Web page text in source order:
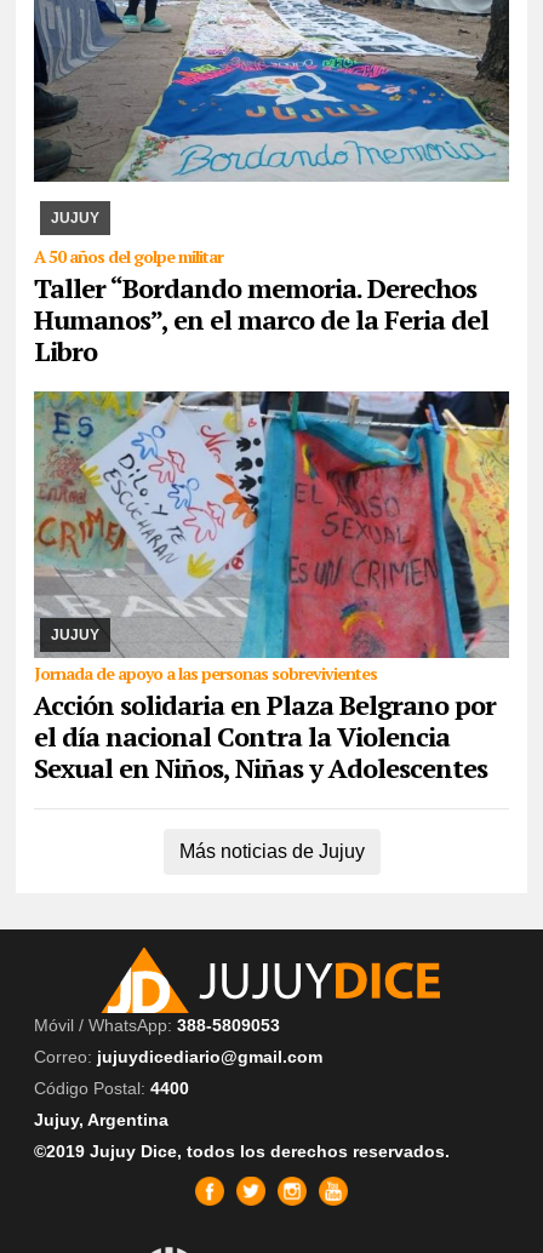
JUJUY
A 50 años del golpe militar
Taller “Bordando memoria. Derechos
Humanos”, en el marco de la Feria del
Libro
07/08/2026 La actividad se desarrollará esta tarde en CAJA. Se
además, quienes participen pod ...
JUJUY
Jornada de apoyo a las personas sobrevivientes
Acción solidaria en Plaza Belgrano por
el día nacional Contra la Violencia
Sexual en Niños, Niñas y Adolescentes
07/08/2026 La actividad se desarrollará este domingo desde las
17. Piden la donación de juguetes, libros que serán entregados a
un comedor comunitario. También ...
Más noticias de Jujuy
Móvil / WhatsApp: 388-5809053
Correo: jujuydicediario@gmail.com
Código Postal: 4400
Jujuy, Argentina
©2019 Jujuy Dice, todos los derechos reservados.